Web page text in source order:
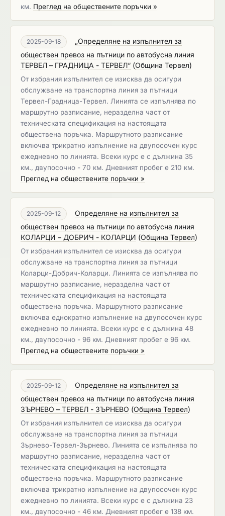
км. Преглед на обществените поръчки »
2025-09-18
„Определяне на изпълнител за
обществен превоз на пътници по автобусна линия
ТЕРВЕЛ – ГРАДНИЦА - ТЕРВЕЛ“ (Община Тервел)
От избрания изпълнител се изисква да осигури
обслужване на транспортна линия за пътници
Тервел-Градница-Тервел. Линията се изпълнява по
маршрутно разписание, неразделна част от
техническата спецификация на настоящата
обществена поръчка. Маршрутното разписание
включва трикратно изпълнение на двупосочен курс
ежедневно по линията. Всеки курс е с дължина 35
км., двупосочно - 70 км. Дневният пробег е 210 км.
Преглед на обществените поръчки »
2025-09-12
Определяне на изпълнител за
обществен превоз на пътници по автобусна линия
КОЛАРЦИ – ДОБРИЧ - КОЛАРЦИ (Община Тервел)
От избрания изпълнител се изисква да осигури
обслужване на транспортна линия за пътници
Коларци-Добрич-Коларци. Линията се изпълнява по
маршрутно разписание, неразделна част от
техническата спецификация на настоящата
обществена поръчка. Маршрутното разписание
включва еднократно изпълнение на двупосочен курс
ежедневно по линията. Всеки курс е с дължина 48
км., двупосочно - 96 км. Дневният пробег е 96 км.
Преглед на обществените поръчки »
2025-09-12
Определяне на изпълнител за
обществен превоз на пътници по автобусна линия
ЗЪРНЕВО – ТЕРВЕЛ - ЗЪРНЕВО (Община Тервел)
От избрания изпълнител се изисква да осигури
обслужване на транспортна линия за пътници
Зърнево-Тервел-Зърнево. Линията се изпълнява по
маршрутно разписание, неразделна част от
техническата спецификация на настоящата
обществена поръчка. Маршрутното разписание
включва трикратно изпълнение на двупосочен курс
ежедневно по линията. Всеки курс е с дължина 23
км., двупосочно - 46 км. Дневният пробег е 138 км.